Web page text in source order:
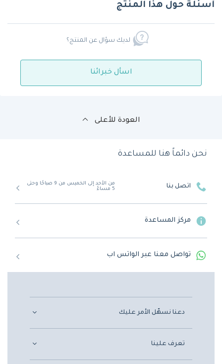
أسئلة حول هذا المنتج
لديك سؤال عن المنتج؟
اسأل خبرائنا
العودة للأعلى
نحن دائماً هنا للمساعدة
اتصل بنا
من الأحد إلى الخميس من 9 صباحًا وحتى
5 مساءً
مركز المساعدة
تواصل معنا عبر الواتس اب
دعنا نسهّل الأمر عليك
تعرف علينا